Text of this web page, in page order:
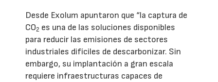
Desde Exolum apuntaron que “la captura de
CO2 es una de las soluciones disponibles
para reducir las emisiones de sectores
industriales difíciles de descarbonizar. Sin
embargo, su implantación a gran escala
requiere infraestructuras capaces de